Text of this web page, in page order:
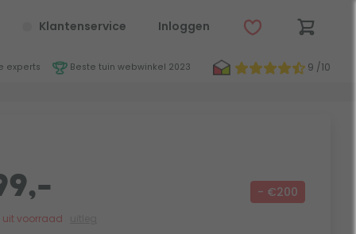
Klantenservice Inloggen
experts Beste tuin webwinkel 2023 9 /10
- €200
uit voorraad